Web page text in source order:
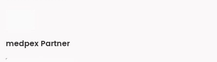
medpex Partner